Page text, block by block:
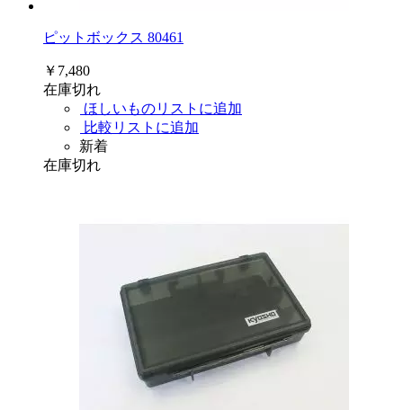
ピットボックス 80461
￥7,480
在庫切れ
ほしいものリストに追加
比較リストに追加
新着
在庫切れ